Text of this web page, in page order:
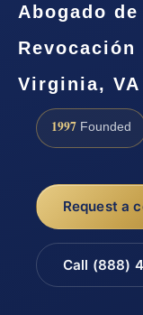
Abogado
Virginia, VA
1997 Founded
Request a
Call (888)